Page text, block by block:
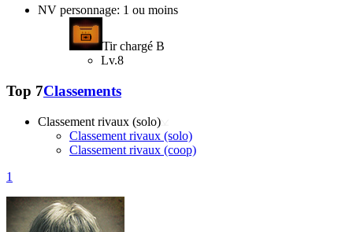
NV personnage: 1 ou moins
Tir chargé B
Lv.8
Top 7Classements
Classement rivaux (solo)
Classement rivaux (solo)
Classement rivaux (coop)
1